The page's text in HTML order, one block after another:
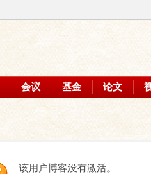
会议 基金 论文
该用户博客没有激活。